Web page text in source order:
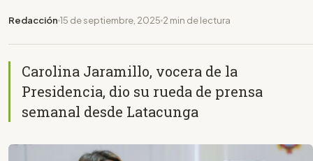
Redacción 15 de septiembre, 2025 2 min de lectura
Carolina Jaramillo, vocera de la
Presidencia, dio su rueda de prensa
semanal desde Latacunga